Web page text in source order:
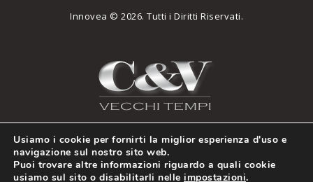
Innovea © 2026. Tutti i Diritti Riservati.
Usiamo i cookie per fornirti la miglior esperienza d'uso e
navigazione sul nostro sito web.
Puoi trovare altre informazioni riguardo a quali cookie
usiamo sul sito o disabilitarli nelle impostazioni.